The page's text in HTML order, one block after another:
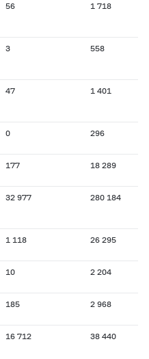
56 1 718
3 558
47 1 401
0 296
177 18 289
32 977 280 184
1 118 26 295
10 2 204
185 2 968
16 712 38 440